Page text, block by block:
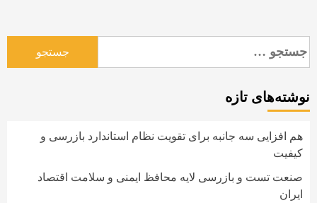
جستجو
برای:
نوشته‌های تازه
هم افزایی سه جانبه برای تقویت نظام استاندارد بازرسی و
کیفیت
صنعت تست و بازرسی لایه محافظ ایمنی و سلامت اقتصاد
ایران